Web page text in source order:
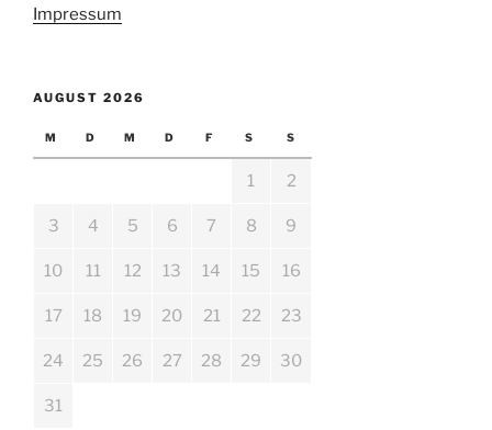
Impressum
AUGUST 2026
M D M D F S S
1 2
3 4 5 6 7 8 9
10 11 12 13 14 15 16
17 18 19 20 21 22 23
24 25 26 27 28 29 30
31